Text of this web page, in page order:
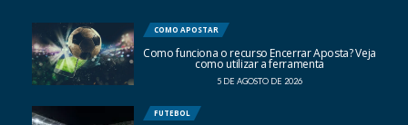
COMO APOSTAR
Como funciona o recurso Encerrar Aposta? Veja
como utilizar a ferramenta
5 DE AGOSTO DE 2026
FUTEBOL